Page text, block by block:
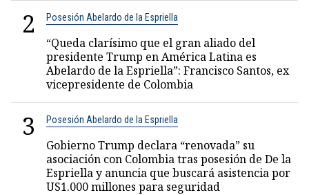
2 Posesión Abelardo de la Espriella
“Queda clarísimo que el gran aliado del
presidente Trump en América Latina es
Abelardo de la Espriella”: Francisco Santos, ex
vicepresidente de Colombia
3 Posesión Abelardo de la Espriella
Gobierno Trump declara “renovada” su
asociación con Colombia tras posesión de De la
Espriella y anuncia que buscará asistencia por
US1.000 millones para seguridad